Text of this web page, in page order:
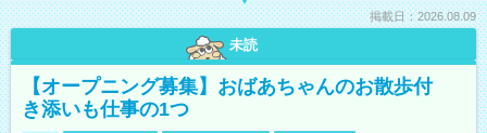
掲載日：2026.08.09
未読
【オープニング募集】おばあちゃんのお散歩付
き添いも仕事の1つ